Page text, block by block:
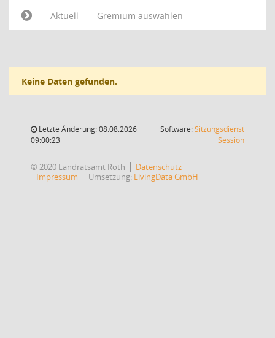
Aktuell
Gremium auswählen
Keine Daten gefunden.
Letzte Änderung: 08.08.2026
09:00:23
Software:Sitzungsdienst
Session(Wird in
© 2020 Landratsamt Roth
Datenschutz
Impressum
Umsetzung: LivingData GmbH